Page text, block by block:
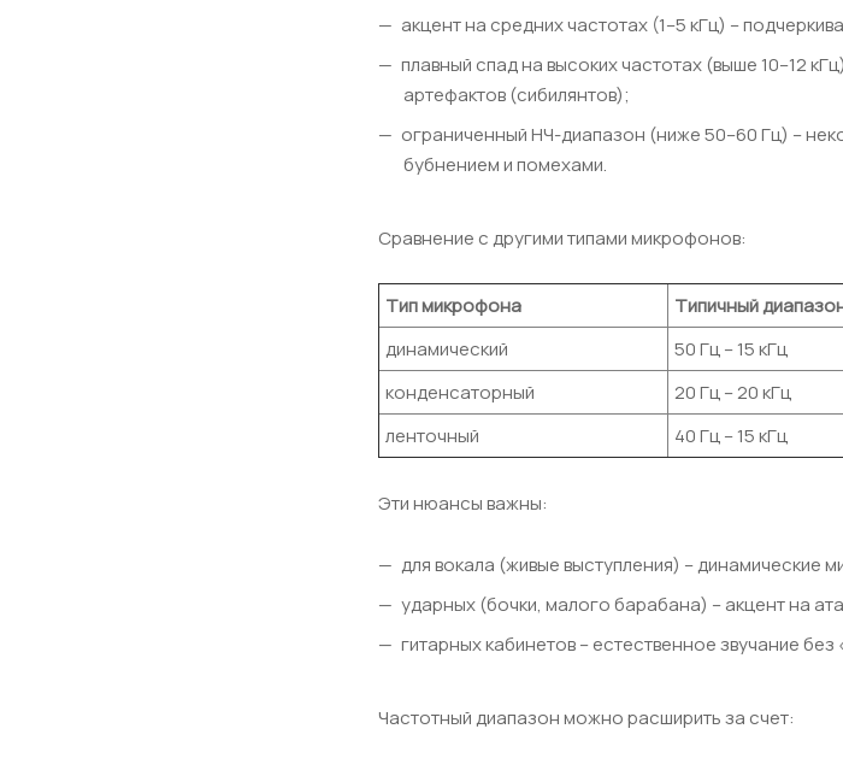
акцент на средних частотах (1–5 кГц) –
плавный спад на высоких частотах (выше 10–12
артефактов (сибилянтов);
ограниченный НЧ-диапазон (ниже 50–60 Гц) –
бубнением и помехами.
Сравнение с другими типами микрофонов:
Тип микрофона Типичный
динамический
50 Гц – 15 кГц
конденсаторный
20 Гц – 20 кГц
ленточный
40 Гц – 15 кГц
Эти нюансы важны:
для вокала (живые выступления) –
ударных (бочки, малого барабана) – акцент на
гитарных кабинетов – естественное звучание
Частотный диапазон можно расширить за счет: